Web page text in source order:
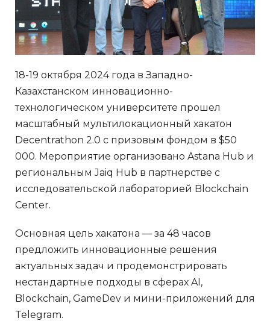
18-19 октября 2024 года в Западно-
Казахстанском инновационно-
технологическом университете прошел
масштабный мультилокационный хакатон
Decentrathon 2.0 с призовым фондом в $50
000. Мероприятие организовано Astana Hub и
региональным Jaiq Hub в партнерстве с
исследовательской лабораторией Blockchain
Center.
Основная цель хакатона — за 48 часов
предложить инновационные решения
актуальных задач и продемонстрировать
нестандартные подходы в сферах AI,
Blockchain, GameDev и мини-приложений для
Telegram.